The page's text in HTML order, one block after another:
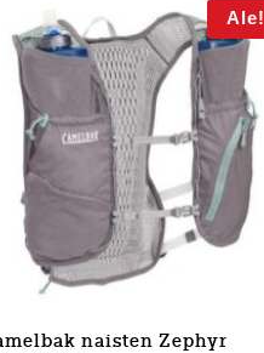
Ale!
naisten Zephyr